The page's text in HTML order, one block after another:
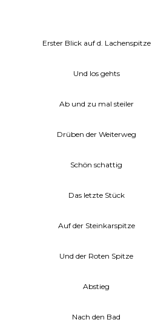
Erster Blick auf d. Lachenspitze
Und los gehts
Ab und zu mal steiler
Drüben der Weiterweg
Schön schattig
Das letzte Stück
Auf der Steinkarspitze
Und der Roten Spitze
Abstieg
Nach den Bad